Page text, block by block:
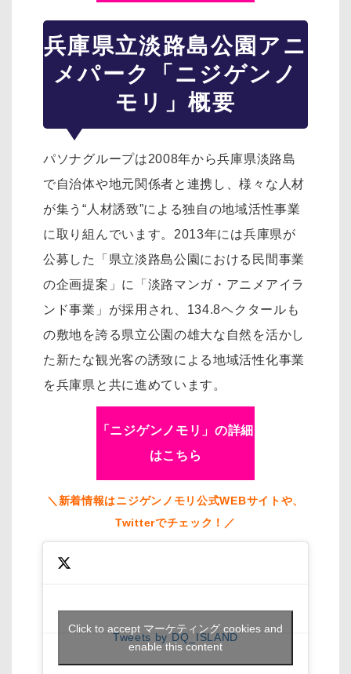
兵庫県立淡路島公園アニ
メパーク「ニジゲンノ
モリ」概要
パソナグループは2008年から兵庫県淡路島
で自治体や地元関係者と連携し、様々な人材
が集う“人材誘致”による独自の地域活性事業
に取り組んでいます。2013年には兵庫県が
公募した「県立淡路島公園における民間事業
の企画提案」に「淡路マンガ・アニメアイラ
ンド事業」が採用され、134.8ヘクタールも
の敷地を誇る県立公園の雄大な自然を活かし
た新たな観光客の誘致による地域活性化事業
を兵庫県と共に進めています。
「ニジゲンノモリ」の詳細
はこちら
＼新着情報はニジゲンノモリ公式WEBサイトや、
Twitterでチェック！／
Tweets by DQ_ISLAND
Click to accept マーケティング cookies and
enable this content